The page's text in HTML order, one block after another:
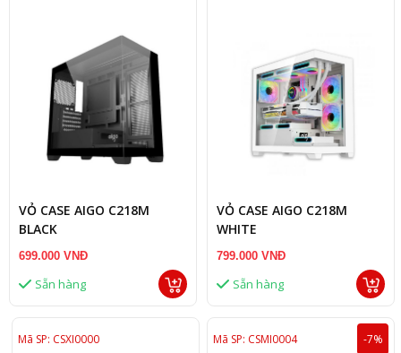
VỎ CASE AIGO C218M
BLACK
699.000 VNĐ
Sẵn hàng
VỎ CASE AIGO C218M
WHITE
799.000 VNĐ
Sẵn hàng
Mã SP: CSXI0000 Mã SP: CSMI0004 -7%